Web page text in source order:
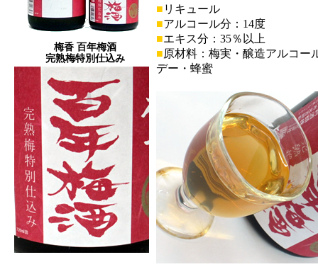
梅香 百年梅酒
完熟梅特別仕込み
■ リキュール
■アルコール分：14度
■エキス分：35％以上
■原材料：梅実・醸造アルコー
デー・蜂蜜